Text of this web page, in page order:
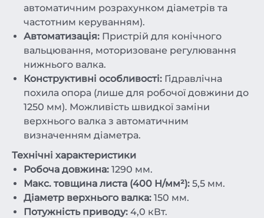
автоматичним розрахунком діаметрів та
частотним керуванням).
Автоматизація: Пристрій для конічного
вальцювання, моторизоване регулювання
нижнього валка.
Конструктивні особливості: Гідравлічна
похила опора (лише для робочої довжини до
1250 мм). Можливість швидкої заміни
верхнього валка з автоматичним
визначенням діаметра.
Технічні характеристики
Робоча довжина: 1290 мм.
Макс. товщина листа (400 Н/мм²): 5,5 мм.
Діаметр верхнього валка: 150 мм.
Потужність приводу: 4,0 кВт.